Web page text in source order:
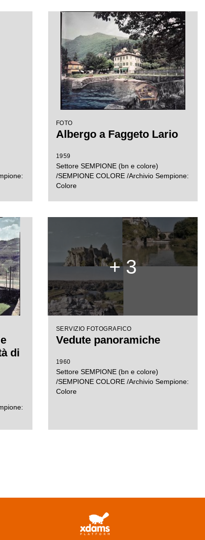
FOTO
Albergo a Faggeto Lario
1959
Settore SEMPIONE (bn e colore)
/SEMPIONE COLORE /Archivio Sempione:
Colore
di
+ 3
SERVIZIO FOTOGRAFICO
Vedute panoramiche
1960
Settore SEMPIONE (bn e colore)
/SEMPIONE COLORE /Archivio Sempione:
Colore